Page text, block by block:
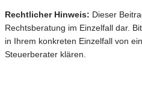
Rechtlicher Hinweis: Dieser
Rechtsberatung im Einzelfall dar.
in Ihrem konkreten Einzelfall von
Steuerberater klären.